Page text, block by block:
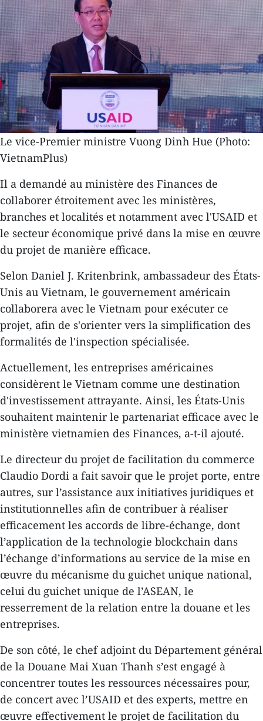
Le vice-Premier ministre Vuong Dinh Hue (Photo:
VietnamPlus)
Il a demandé au ministère des Finances de
collaborer étroitement avec les ministères,
branches et localités et notamment avec l'USAID et
le secteur économique privé dans la mise en œuvre
du projet de manière efficace.
Selon Daniel J. Kritenbrink, ambassadeur des États-
Unis au Vietnam, le gouvernement américain
collaborera avec le Vietnam pour exécuter ce
projet, afin de s'orienter vers la simplification des
formalités de l'inspection spécialisée.
Actuellement, les entreprises américaines
considèrent le Vietnam comme une destination
d'investissement attrayante. Ainsi, les États-Unis
souhaitent maintenir le partenariat efficace avec le
ministère vietnamien des Finances, a-t-il ajouté.
Le directeur du projet de facilitation du commerce
Claudio Dordi a fait savoir que le projet porte, entre
autres, sur l’assistance aux initiatives juridiques et
institutionnelles afin de contribuer à réaliser
efficacement les accords de libre-échange, dont
l’application de la technologie blockchain dans
l’échange d’informations au service de la mise en
œuvre du mécanisme du guichet unique national,
celui du guichet unique de l’ASEAN, le
resserrement de la relation entre la douane et les
entreprises.
De son côté, le chef adjoint du Département général
de la Douane Mai Xuan Thanh s’est engagé à
concentrer toutes les ressources nécessaires pour,
de concert avec l’USAID et des experts, mettre en
œuvre effectivement le projet de facilitation du